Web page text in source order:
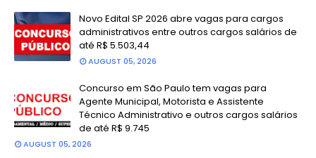
Novo Edital SP 2026 abre vagas para cargos
administrativos entre outros cargos salários de
até R$ 5.503,44
AUGUST 05, 2026
Concurso em São Paulo tem vagas para
Agente Municipal, Motorista e Assistente
Técnico Administrativo e outros cargos salários
de até R$ 9.745
AUGUST 05, 2026